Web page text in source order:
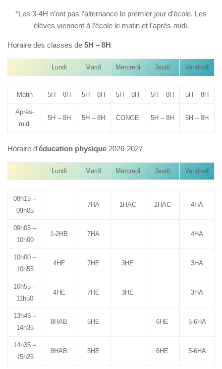
*Les 3-4H n’ont pas l’alternance le premier jour d’école. Les
élèves viennent à l’école le matin et l’après-midi.
Horaire des classes de 5H – 8H
Lundi Mardi Mercredi Jeudi Vendredi
Matin 5H – 8H 5H – 8H 5H – 8H 5H – 8H 5H – 8H
Après-
midi
5H – 8H 5H – 8H CONGE 5H – 8H 5H – 8H
Horaire d’éducation physique 2026-2027
Lundi Mardi Mercredi Jeudi Vendredi
08h15 –
09h05
7HA 1HAC 2HAC 4HA
09h05 –
10h00
1-2HB 7HA 4HA
10h00 –
10h55
4HE 7HE 3HE 3HA
10h55 –
11h50
4HE 7HE 3HE 3HA
13h45 –
14h35
8HAB 5HE 6HE 5-6HA
14h35 –
15h25
8HAB 5HE 6HE 5-6HA